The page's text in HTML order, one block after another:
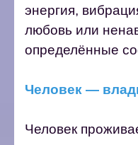
энергия,
любовь или
определённые
Человек —
Человек